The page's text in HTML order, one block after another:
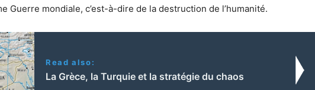
Guerre mondiale, c’est-à-dire de la destruction de l’humanité.
Read also:
La Grèce, la Turquie et la stratégie du chaos